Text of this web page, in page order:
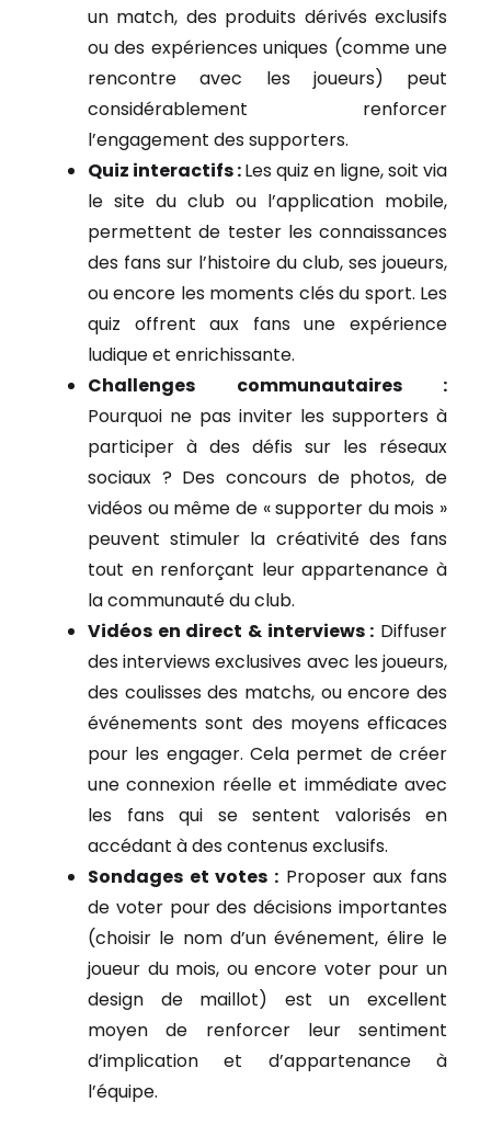
un match, des produits dérivés exclusifs
ou des expériences uniques (comme une
rencontre avec les joueurs) peut
considérablement renforcer
l’engagement des supporters.
Quiz interactifs :Les quiz en ligne, soit via
le site du club ou l’application mobile,
permettent de tester les connaissances
des fans sur l’histoire du club, ses joueurs,
ou encore les moments clés du sport. Les
quiz offrent aux fans une expérience
ludique et enrichissante.
Challenges communautaires :
Pourquoi ne pas inviter les supporters à
participer à des défis sur les réseaux
sociaux ? Des concours de photos, de
vidéos ou même de « supporter du mois »
peuvent stimuler la créativité des fans
tout en renforçant leur appartenance à
la communauté du club.
Vidéos en direct & interviews : Diffuser
des interviews exclusives avec les joueurs,
des coulisses des matchs, ou encore des
événements sont des moyens efficaces
pour les engager. Cela permet de créer
une connexion réelle et immédiate avec
les fans qui se sentent valorisés en
accédant à des contenus exclusifs.
Sondages et votes : Proposer aux fans
de voter pour des décisions importantes
(choisir le nom d’un événement, élire le
joueur du mois, ou encore voter pour un
design de maillot) est un excellent
moyen de renforcer leur sentiment
d’implication et d’appartenance à
l’équipe.